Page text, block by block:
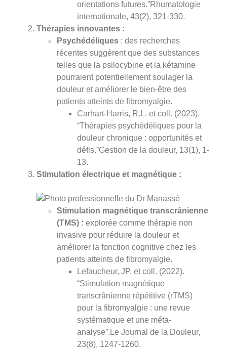
orientations futures.”Rhumatologie
internationale, 43(2), 321-330.
Thérapies innovantes :
Psychédéliques : des recherches
récentes suggèrent que des substances
telles que la psilocybine et la kétamine
pourraient potentiellement soulager la
douleur et améliorer le bien-être des
patients atteints de fibromyalgie.
Carhart-Harris, R.L. et coll. (2023).
“Thérapies psychédéliques pour la
douleur chronique : opportunités et
défis.”Gestion de la douleur, 13(1), 1-
13.
Stimulation électrique et magnétique :
Stimulation magnétique transcrânienne
(TMS) : explorée comme thérapie non
invasive pour réduire la douleur et
améliorer la fonction cognitive chez les
patients atteints de fibromyalgie.
Lefaucheur, JP, et coll. (2022).
“Stimulation magnétique
transcrânienne répétitive (rTMS)
pour la fibromyalgie : une revue
systématique et une méta-
analyse”.Le Journal de la Douleur,
23(8), 1247-1260.